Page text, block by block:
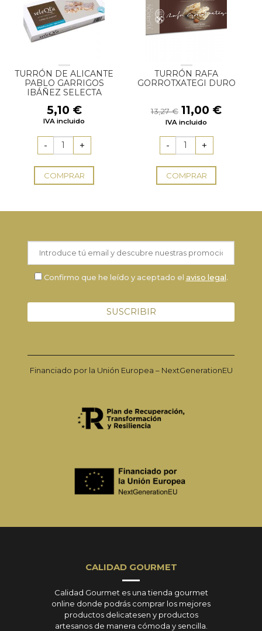
TURRÓN DE ALICANTE
PABLO GARRIGOS
IBÁÑEZ SELECTA
5,10 €
IVA incluido
COMPRAR
TURRÓN RAFA
GORROTXATEGI DURO
13,27€ El
precio
era:
13,27 €.
11,00 €El
IVA incluido
COMPRAR
Confirmo que he leído y aceptado el aviso legal.
Financiado por la Unión Europea – NextGenerationEU
CALIDAD GOURMET
Calidad Gourmet es una tienda gourmet
online donde podrás comprar los mejores
productos delicatesen y productos
artesanos de manera cómoda y sencilla.